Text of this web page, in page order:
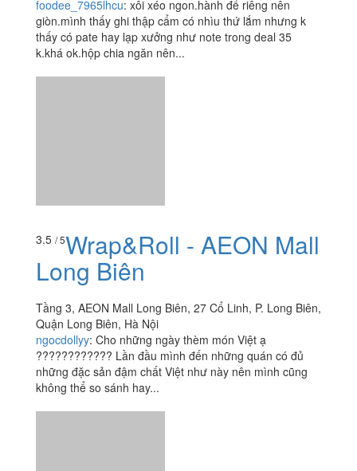
3.6/ 5Xôi Hồng - Ngọc Lâm
160 Ngọc Lâm, Quận Long Biên, Hà Nội
Long Biên
Tầng 3, AEON Mall Long Biên, 27 Cổ Linh, P. Long Biên,
Quận Long Biên, Hà Nội
ngocdollyy Cho những ngày thèm món Việt ạ
???????????? Lần đầu mình đến những quán có đủ
những đặc sản đậm chất Việt như này nên mình cũng
không thể so sánh hay...